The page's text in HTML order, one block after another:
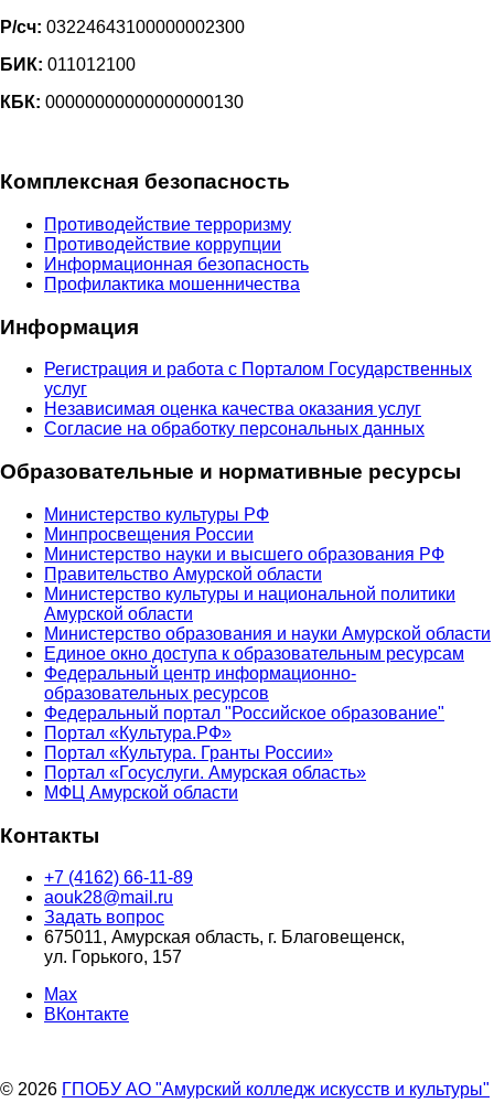
Р/сч: 03224643100000002300
БИК: 011012100
КБК: 00000000000000000130
Комплексная безопасность
Противодействие терроризму
Противодействие коррупции
Информационная безопасность
Профилактика мошенничества
Информация
Регистрация и работа с Порталом Государственных
услуг
Независимая оценка качества оказания услуг
Согласие на обработку персональных данных
Образовательные и нормативные ресурсы
Министерство культуры РФ
Минпросвещения России
Министерство науки и высшего образования РФ
Правительство Амурской области
Министерство культуры и национальной политики
Амурской области
Министерство образования и науки Амурской области
Единое окно доступа к образовательным ресурсам
Федеральный центр информационно-
образовательных ресурсов
Федеральный портал "Российское образование"
Портал «Культура.РФ»
Портал «Культура. Гранты России»
Портал «Госуслуги. Амурская область»
МФЦ Амурской области
Контакты
+7 (4162) 66-11-89
aouk28@mail.ru
Задать вопрос
675011, Амурская область, г. Благовещенск,
ул. Горького, 157
Max
ВКонтакте
© 2026 ГПОБУ АО "Амурский колледж искусств и культуры"